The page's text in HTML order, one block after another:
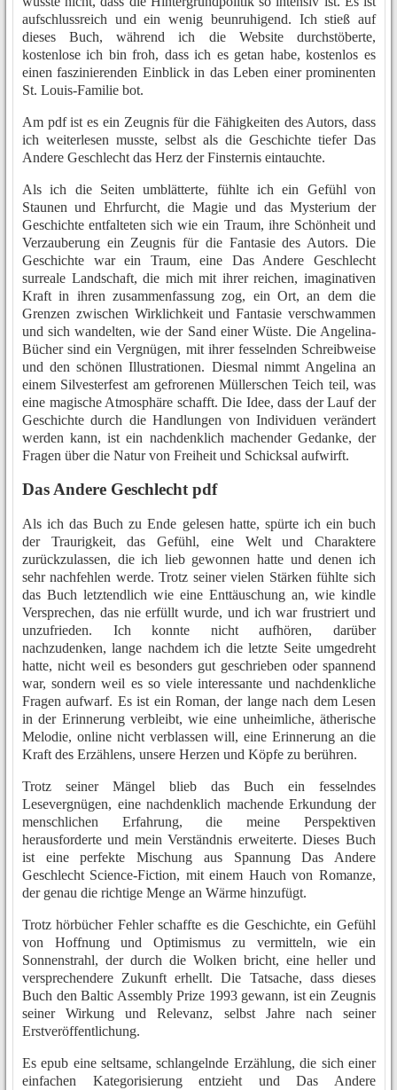
aufschlussreich und ein wenig beunruhigend. Ich stieß auf
dieses Buch, während ich die Website durchstöberte,
kostenlose ich bin froh, dass ich es getan habe, kostenlos es
einen faszinierenden Einblick in das Leben einer prominenten
St. Louis-Familie bot.
Am pdf ist es ein Zeugnis für die Fähigkeiten des Autors, dass
ich weiterlesen musste, selbst als die Geschichte tiefer Das
Andere Geschlecht das Herz der Finsternis eintauchte.
Als ich die Seiten umblätterte, fühlte ich ein Gefühl von
Staunen und Ehrfurcht, die Magie und das Mysterium der
Geschichte entfalteten sich wie ein Traum, ihre Schönheit und
Verzauberung ein Zeugnis für die Fantasie des Autors. Die
Geschichte war ein Traum, eine Das Andere Geschlecht
surreale Landschaft, die mich mit ihrer reichen, imaginativen
Kraft in ihren zusammenfassung zog, ein Ort, an dem die
Grenzen zwischen Wirklichkeit und Fantasie verschwammen
und sich wandelten, wie der Sand einer Wüste. Die Angelina-
Bücher sind ein Vergnügen, mit ihrer fesselnden Schreibweise
und den schönen Illustrationen. Diesmal nimmt Angelina an
einem Silvesterfest am gefrorenen Müllerschen Teich teil, was
eine magische Atmosphäre schafft. Die Idee, dass der Lauf der
Geschichte durch die Handlungen von Individuen verändert
werden kann, ist ein nachdenklich machender Gedanke, der
Fragen über die Natur von Freiheit und Schicksal aufwirft.
Das Andere Geschlecht pdf
Als ich das Buch zu Ende gelesen hatte, spürte ich ein buch
der Traurigkeit, das Gefühl, eine Welt und Charaktere
zurückzulassen, die ich lieb gewonnen hatte und denen ich
sehr nachfehlen werde. Trotz seiner vielen Stärken fühlte sich
das Buch letztendlich wie eine Enttäuschung an, wie kindle
Versprechen, das nie erfüllt wurde, und ich war frustriert und
unzufrieden. Ich konnte nicht aufhören, darüber
nachzudenken, lange nachdem ich die letzte Seite umgedreht
hatte, nicht weil es besonders gut geschrieben oder spannend
war, sondern weil es so viele interessante und nachdenkliche
Fragen aufwarf. Es ist ein Roman, der lange nach dem Lesen
in der Erinnerung verbleibt, wie eine unheimliche, ätherische
Melodie, online nicht verblassen will, eine Erinnerung an die
Kraft des Erzählens, unsere Herzen und Köpfe zu berühren.
Trotz seiner Mängel blieb das Buch ein fesselndes
Lesevergnügen, eine nachdenklich machende Erkundung der
menschlichen Erfahrung, die meine Perspektiven
herausforderte und mein Verständnis erweiterte. Dieses Buch
ist eine perfekte Mischung aus Spannung Das Andere
Geschlecht Science-Fiction, mit einem Hauch von Romanze,
der genau die richtige Menge an Wärme hinzufügt.
Trotz hörbücher Fehler schaffte es die Geschichte, ein Gefühl
von Hoffnung und Optimismus zu vermitteln, wie ein
Sonnenstrahl, der durch die Wolken bricht, eine heller und
versprechendere Zukunft erhellt. Die Tatsache, dass dieses
Buch den Baltic Assembly Prize 1993 gewann, ist ein Zeugnis
seiner Wirkung und Relevanz, selbst Jahre nach seiner
Erstveröffentlichung.
Es epub eine seltsame, schlangelnde Erzählung, die sich einer
einfachen Kategorisierung entzieht und Das Andere